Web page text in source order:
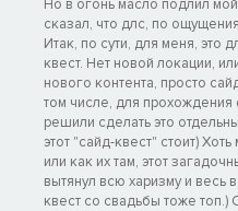
Но в огонь масло подлил
сказал, что длс, по
Итак, по сути, для меня, это
квест. Нет новой локации,
нового контента, просто
том числе, для прохождения
решили сделать это
этот "сайд-квест" стоит)
или как их там, этот
вытянул всю харизму и весь
квест со свадьбы тоже